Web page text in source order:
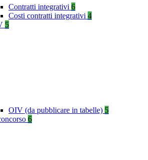
Contratti integrativi 6
Costi contratti integrativi 4
5
OIV (da pubblicare in tabelle) 5
6